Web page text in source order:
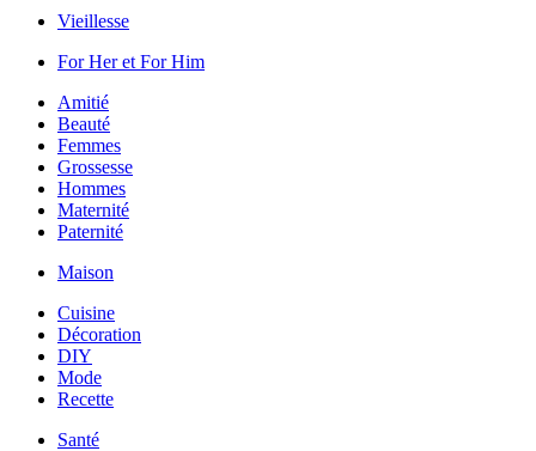
Vieillesse
For Her et For Him
Amitié
Beauté
Femmes
Grossesse
Hommes
Maternité
Paternité
Maison
Cuisine
Décoration
DIY
Mode
Recette
Santé